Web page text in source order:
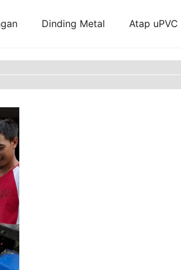
Dinding Metal Atap uPVC